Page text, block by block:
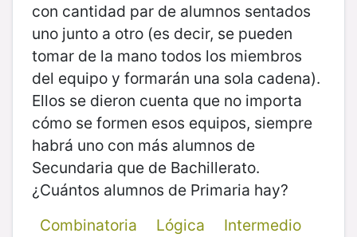
con cantidad par de alumnos sentados
uno junto a otro (es decir, se pueden
tomar de la mano todos los miembros
del equipo y formarán una sola cadena).
Ellos se dieron cuenta que no importa
cómo se formen esos equipos, siempre
habrá uno con más alumnos de
Secundaria que de Bachillerato.
¿Cuántos alumnos de Primaria hay?
Combinatoria
Lógica Intermedio